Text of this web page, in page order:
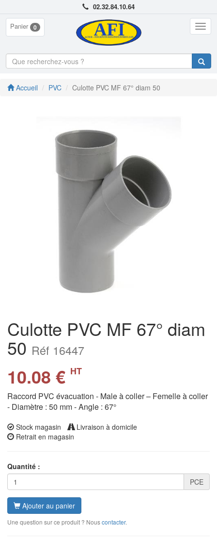
02.32.84.10.64
Panier 0
Accueil PVC Culotte PVC MF 67° diam 50
Culotte PVC MF 67° diam
50 Réf 16447
10.08 € HT
Raccord PVC évacuation - Male à coller – Femelle à coller
- Diamètre : 50 mm - Angle : 67°
Stock magasin
Livraison à domicile
Retrait en magasin
Quantité :
PCE
Ajouter au panier
Une question sur ce produit ? Nouscontacter.